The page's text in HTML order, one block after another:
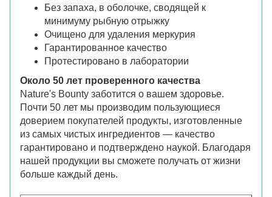
Без запаха, в оболочке, сводящей к
минимуму рыбную отрыжку
Очищено для удаления меркурия
Гарантированное качество
Протестировано в лаборатории
Около 50 лет проверенного качества
Nature's Bounty заботится о вашем здоровье.
Почти 50 лет мы производим пользующиеся
доверием покупателей продукты, изготовленные
из самых чистых ингредиентов — качество
гарантировано и подтверждено наукой. Благодаря
нашей продукции вы сможете получать от жизни
больше каждый день.